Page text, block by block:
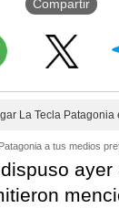
Compartir
La Tecla Patagonia
a tus medios